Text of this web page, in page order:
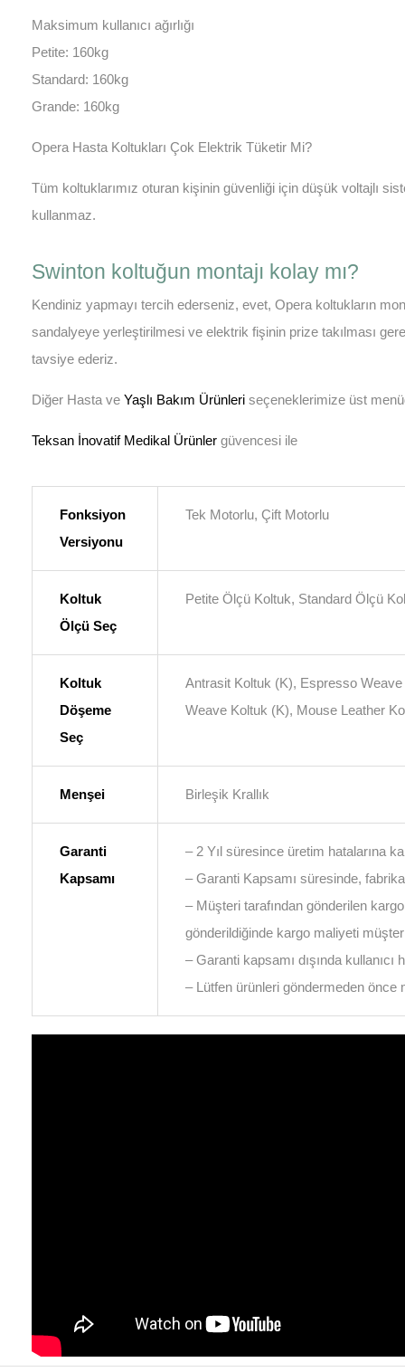
Maksimum kullanıcı ağırlığı
Petite: 160kg
Standard: 160kg
Grande: 160kg
Opera Hasta Koltukları Çok Elektrik Tüketir Mi?
Tüm koltuklarımız oturan kişinin güvenliği için düşük voltajlı
kullanmaz.
Swinton koltuğun montajı kolay mı?
Kendiniz yapmayı tercih ederseniz, evet, Opera koltukların
sandalyeye yerleştirilmesi ve elektrik fişinin prize takılması
tavsiye ederiz.
Diğer Hasta ve Yaşlı Bakım Ürünleri seçeneklerimize üst
Teksan İnovatif Medikal Ürünler güvencesi ile
Fonksiyon
Versiyonu
Tek Motorlu, Çift Motorlu
Koltuk
Ölçü Seç
Petite Ölçü Koltuk, Standard Ölçü
Koltuk
Döşeme
Seç
Antrasit Koltuk (K), Espresso
Weave Koltuk (K), Mouse Leather
Menşei Birleşik Krallık
Garanti
Kapsamı
– 2 Yıl süresince üretim hatalarına
– Garanti Kapsamı süresinde,
– Müşteri tarafından gönderilen
gönderildiğinde kargo maliyeti
– Garanti kapsamı dışında
– Lütfen ürünleri göndermeden